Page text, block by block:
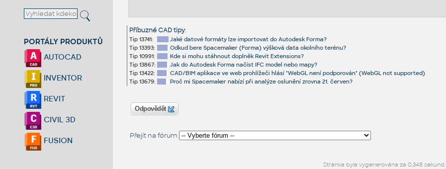
PORTÁLY PRODUKTŮ
AUTOCAD
INVENTOR
REVIT
CIVIL 3D
FUSION
Příbuzné CAD tipy:
Tip 13741:
Jaké datové formáty lze importovat do Autodesk Forma?
Tip 13393:
Odkud bere Spacemaker (Forma) výšková data okolního terénu?
Tip 10991:
Kde si mohu stáhnout doplněk Revit Extensions?
Tip 13867:
Jak do Autodesk Forma načíst IFC model nebo mapy?
Tip 13422:
CAD/BIM aplikace ve web prohlížeči hlásí "WebGL není podporován" (WebGL not supported)
Tip 13679:
Proč mi Spacemaker nabízí při analýze oslunění zrovna 21. červen?
Odpovědět
Přejít na fórum
Stránka byla vygenerována za 0,348 sekund.